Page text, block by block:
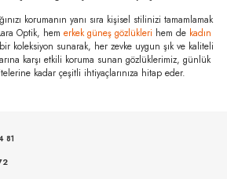
A-Zone Individual - Kişiye Özel G.Camları
korumanın yanı sıra kişisel stilinizi tamamlamak
Optik, hem erkek güneş gözlükleri hem de kadın
koleksiyon sunarak, her zevke uygun şık ve kaliteli
karşı etkili koruma sunan gözlüklerimiz, günlük
kadar çeşitli ihtiyaçlarınıza hitap eder.
81